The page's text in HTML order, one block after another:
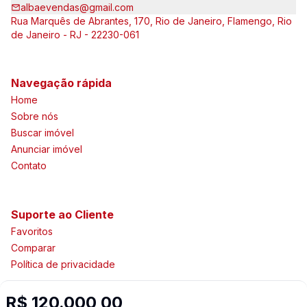
R$ 120.000,00
albaevendas@gmail.com
Rua Marquês de Abrantes, 170, Rio de Janeiro, Flamengo, Rio
de Janeiro - RJ - 22230-061
Navegação rápida
Home
Sobre nós
Buscar imóvel
Anunciar imóvel
Contato
Suporte ao Cliente
Favoritos
Comparar
Política de privacidade